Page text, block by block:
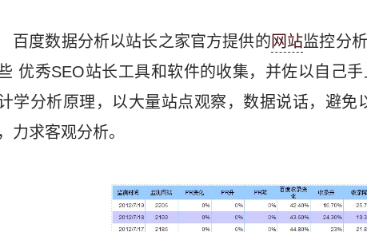
百度数据分析以站长之家官方提供的网站监控分
优秀SEO站长工具和软件的收集，并佐以自己
学分析原理，以大量站点观察，数据说话，避
力求客观分析。